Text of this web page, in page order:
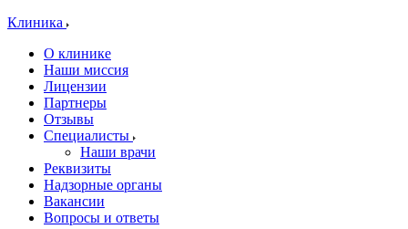
Клиника
О клинике
Наши миссия
Лицензии
Партнеры
Отзывы
Специалисты
Наши врачи
Реквизиты
Надзорные органы
Вакансии
Вопросы и ответы